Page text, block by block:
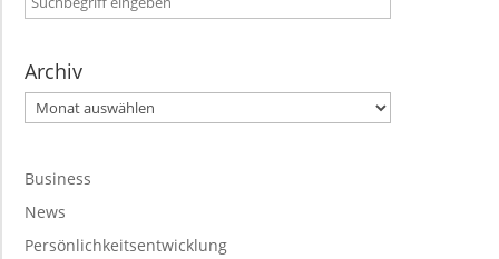
Archiv
Archiv
Business
News
Persönlichkeitsentwicklung